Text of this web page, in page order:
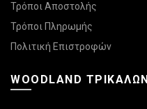
Τρόποι Αποστολής
Τρόποι Πληρωμής
Πολιτική Επιστροφών
WOODLAND ΤΡΙΚΆΛΩΝ